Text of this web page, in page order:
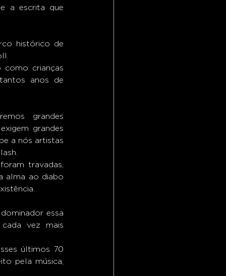
a escrita que
crianças
anos de
grandes
a nós artistas
travadas,
alma ao diabo
vez mais
últimos 70
pela música,